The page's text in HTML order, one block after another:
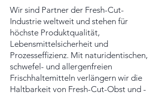
Wir sind Partner der Fresh-Cut-
Industrie weltweit und stehen für
höchste Produktqualität,
Lebensmittelsicherheit und
Prozesseffizienz. Mit naturidentischen,
schwefel- und allergenfreien
Frischhaltemitteln verlängern wir die
Haltbarkeit von Fresh-Cut-Obst und -